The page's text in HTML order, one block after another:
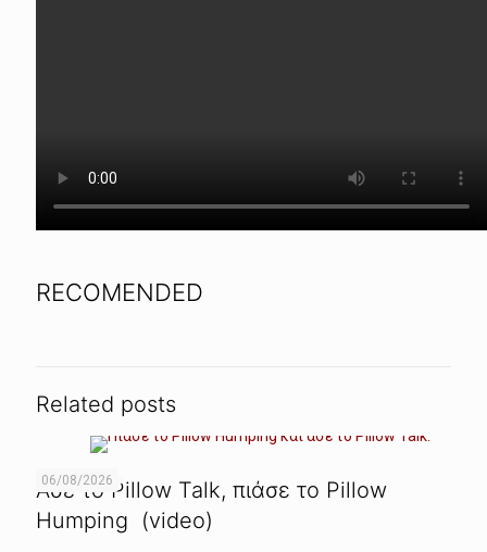
RECOMENDED
Related posts
06/08/2026
Ασε το Pillow Talk, πιάσε το Pillow
Humping (video)